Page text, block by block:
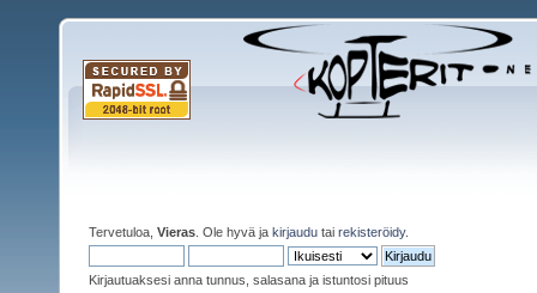
Tervetuloa, Vieras . Ole hyvä ja kirjaudu tai rekisteröidy.
Kirjautuaksesi anna tunnus, salasana ja istuntosi pituus